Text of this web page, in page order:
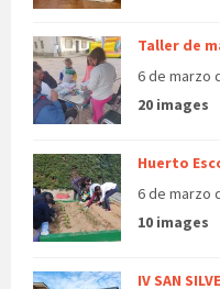
Taller de
6 de marzo
20 images
Huerto
6 de marzo
10 images
IV SAN